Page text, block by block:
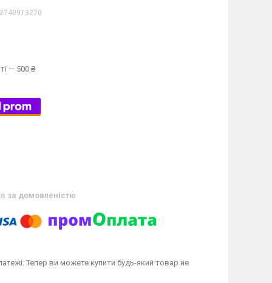
2740913270
— 500 ₴
за домовленістю
Тепер ви можете купити будь-який товар не